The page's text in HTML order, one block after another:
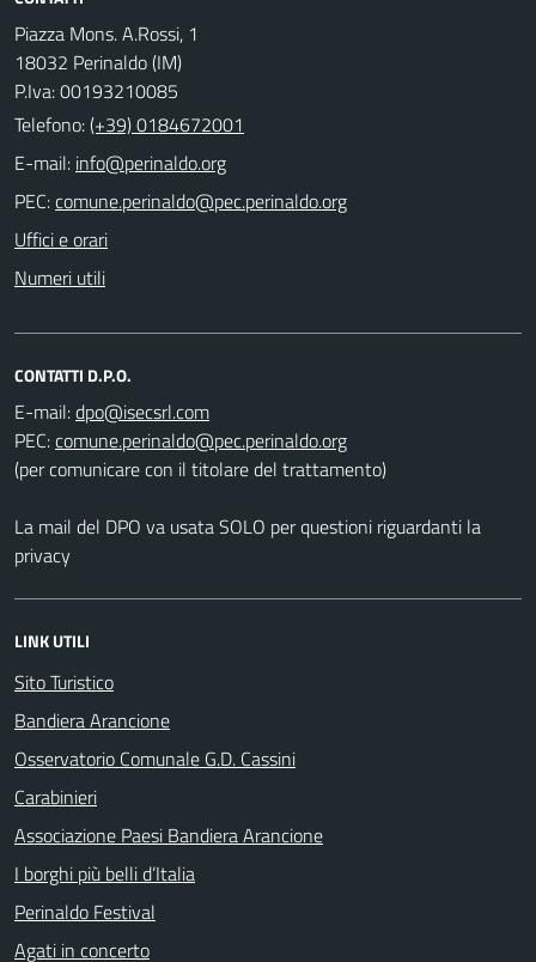
Piazza Mons. A.Rossi, 1
18032 Perinaldo (IM)
P.Iva: 00193210085
Telefono:(+39) 0184672001
E-mail:
PEC:
Uffici e orari
Numeri utili
CONTATTI D.P.O.
E-mail:
PEC:
(per comunicare con il titolare del trattamento)
La mail del DPO va usata SOLO per questioni riguardanti la
privacy
LINK UTILI
Sito Turistico
Bandiera Arancione
Osservatorio Comunale G.D. Cassini
Carabinieri
Associazione Paesi Bandiera Arancione
I borghi più belli d’Italia
Perinaldo Festival
Agati in concerto